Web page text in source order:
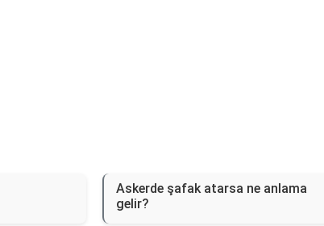
Askerde şafak atarsa ne anlama
gelir?